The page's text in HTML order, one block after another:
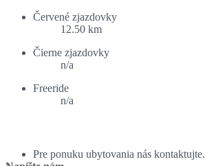
Červené zjazdovky
12.50 km
Čierne zjazdovky
n/a
Freeride
n/a
Pre ponuku ubytovania nás kontaktujte.